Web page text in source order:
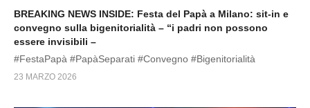
BREAKING NEWS INSIDE: Festa del Papà a Milano: sit-in e
convegno sulla bigenitorialità – “i padri non possono
essere invisibili –
#FestaPapà #PapàSeparati #Convegno #Bigenitorialità
23 MARZO 2026